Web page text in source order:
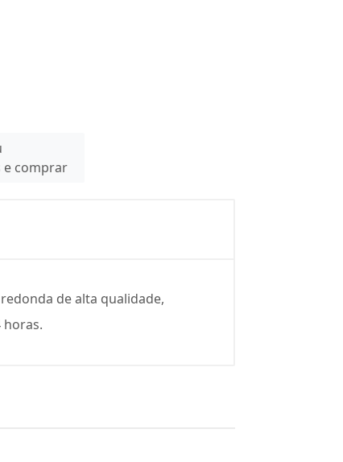
e comprar
de alta qualidade,
horas.